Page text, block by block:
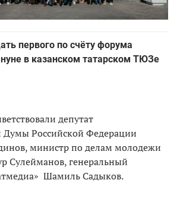
первого по счёту форума
в казанском татарском ТЮЗе
депутат
Думы Российской Федерации
министр по делам молодежи
Сулейманов, генеральный
Шамиль Садыков.